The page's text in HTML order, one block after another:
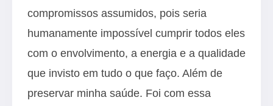
compromissos assumidos, pois seria
humanamente impossível cumprir todos eles
com o envolvimento, a energia e a qualidade
que invisto em tudo o que faço. Além de
preservar minha saúde. Foi com essa